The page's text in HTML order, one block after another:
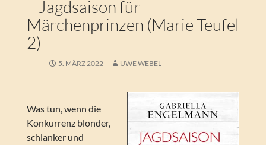
– Jagdsaison für
Märchenprinzen (Marie Teufel
2)
5. MÄRZ 2022 UWE WEBEL
Was tun, wenn die
Konkurrenz blonder,
schlanker und